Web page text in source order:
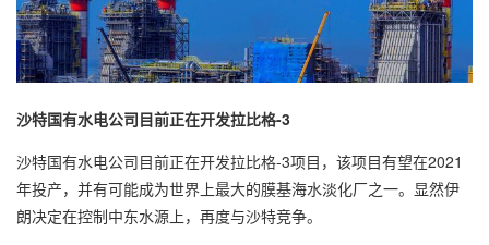
沙特国有水电公司目前正在开发拉比格-3
沙特国有水电公司目前正在开发拉比格-3项目，该项目有望在2021
年投产，并有可能成为世界上最大的膜基海水淡化厂之一。显然伊
朗决定在控制中东水源上，再度与沙特竞争。